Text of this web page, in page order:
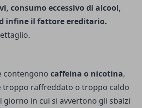
consumo eccessivo di alcool,
infine il fattore ereditario.
contengono caffeina o nicotina,
troppo raffreddato o troppo caldo
giorno in cui si avvertono gli sbalzi